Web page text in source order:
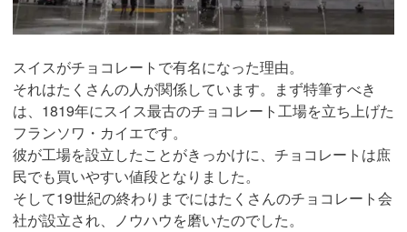
スイスがチョコレートで有名になった理由。
それはたくさんの人が関係しています。まず特筆すべき
は、1819年にスイス最古のチョコレート工場を立ち上げた
フランソワ・カイエです。
彼が工場を設立したことがきっかけに、チョコレートは庶
民でも買いやすい値段となりました。
そして19世紀の終わりまでにはたくさんのチョコレート会
社が設立され、ノウハウを磨いたのでした。